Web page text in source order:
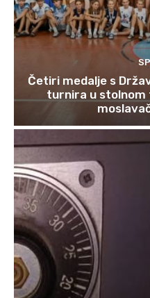
Četiri medalje s
turnira u stolnom